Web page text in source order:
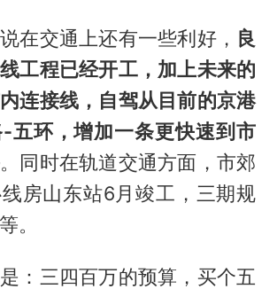
在交通上还有一些利好， 良
工程已经开工，加上未来的
连接线，自驾从目前的京港
五环，增加一条更快速到市
。同时在轨道交通方面，市郊
房山东站6月竣工，三期规
。
：三四百万的预算，买个五